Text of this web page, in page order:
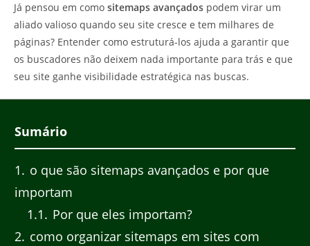
Já pensou em como sitemaps avançados podem virar um
aliado valioso quando seu site cresce e tem milhares de
páginas? Entender como estruturá-los ajuda a garantir que
os buscadores não deixem nada importante para trás e que
seu site ganhe visibilidade estratégica nas buscas.
Sumário
1
o que são sitemaps avançados e por que
importam
1.1
Por que eles importam?
2 como organizar sitemaps em sites com